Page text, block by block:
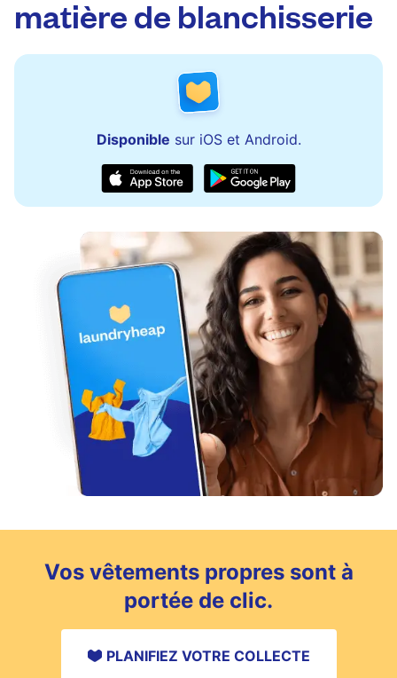
matière de blanchisserie
Disponible sur iOS et Android.
Vos vêtements propres sont à
portée de clic.
PLANIFIEZ VOTRE COLLECTE